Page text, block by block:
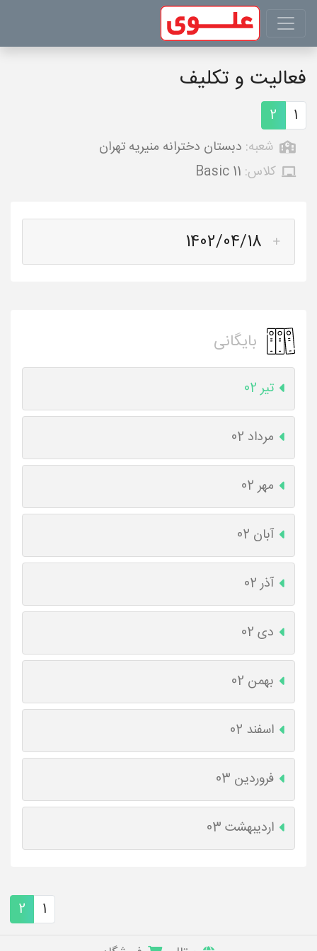
فعالیت و تکلیف
1
2
شعبه: دبستان دخترانه منیریه تهران
کلاس: Basic 11
1402/04/18
بایگانی
تیر 02
مرداد 02
مهر 02
آبان 02
آذر 02
دی 02
بهمن 02
اسفند 02
فروردین 03
اردیبهشت 03
1
2